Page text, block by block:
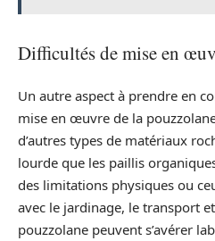
Difficultés de mise en
Un autre aspect à prendre en
mise en œuvre de la
d’autres types de matériaux
lourde que les paillis
des limitations physiques ou
avec le jardinage, le transport
pouzzolane peuvent s’avérer